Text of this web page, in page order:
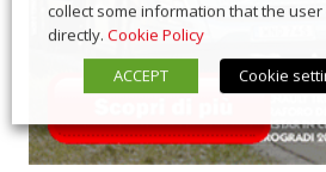
collect some information that the
directly. Cookie Policy
ACCEPT
Cookie